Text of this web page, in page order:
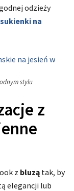
odzieży
na
stylu
z
z bluzą tak, by
elegancji lub